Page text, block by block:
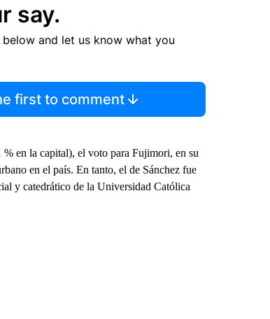
say.
and let us know what you
first to comment
en la capital), el voto para Fujimori, en su
en el país. En tanto, el de Sánchez fue
y catedrático de la Universidad Católica